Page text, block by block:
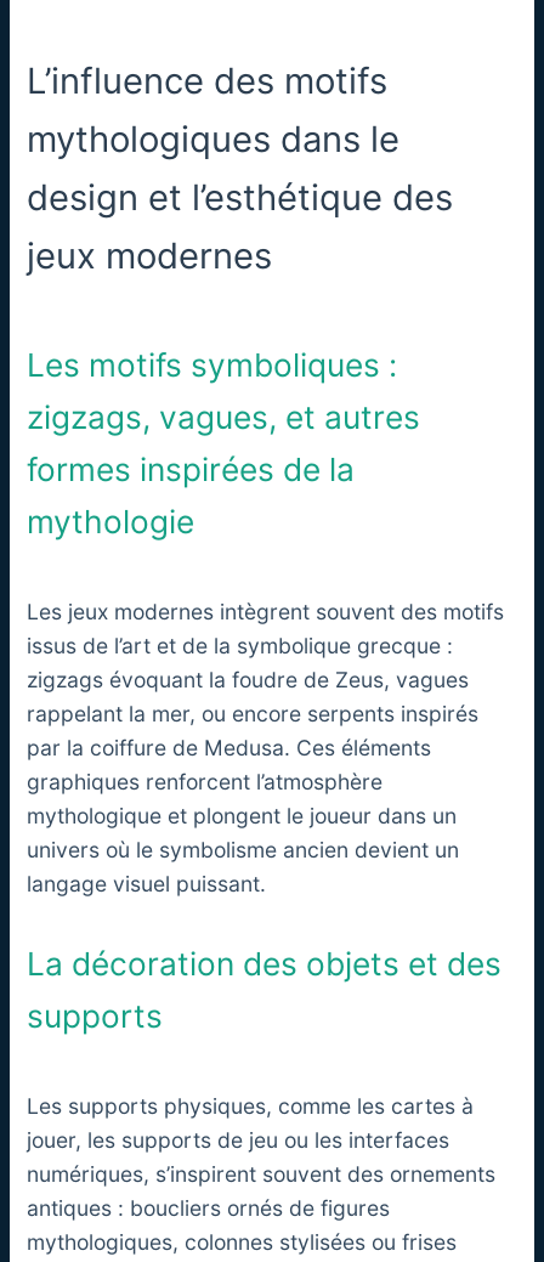
L’influence des motifs
mythologiques dans le
design et l’esthétique des
jeux modernes
Les motifs symboliques :
zigzags, vagues, et autres
formes inspirées de la
mythologie
Les jeux modernes intègrent souvent des motifs
issus de l’art et de la symbolique grecque :
zigzags évoquant la foudre de Zeus, vagues
rappelant la mer, ou encore serpents inspirés
par la coiffure de Medusa. Ces éléments
graphiques renforcent l’atmosphère
mythologique et plongent le joueur dans un
univers où le symbolisme ancien devient un
langage visuel puissant.
La décoration des objets et des
supports
Les supports physiques, comme les cartes à
jouer, les supports de jeu ou les interfaces
numériques, s’inspirent souvent des ornements
antiques : boucliers ornés de figures
mythologiques, colonnes stylisées ou frises